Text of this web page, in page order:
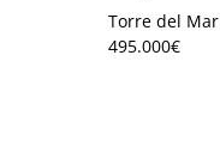
Torre del Mar
495.000€